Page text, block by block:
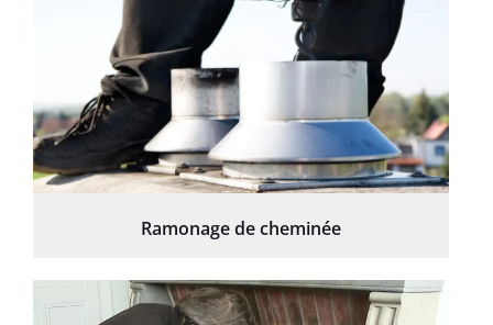
Ramonage de cheminée